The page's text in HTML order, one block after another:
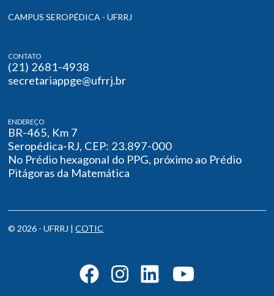
CAMPUS SEROPÉDICA - UFRRJ
CONTATO
(21) 2681-4938
secretariappge@ufrrj.br
ENDEREÇO
BR-465, Km 7
Seropédica-RJ, CEP: 23.897-000
No Prédio hexagonal do PPG, próximo ao Prédio
Pitágoras da Matemática
© 2026 - UFRRJ |COTIC